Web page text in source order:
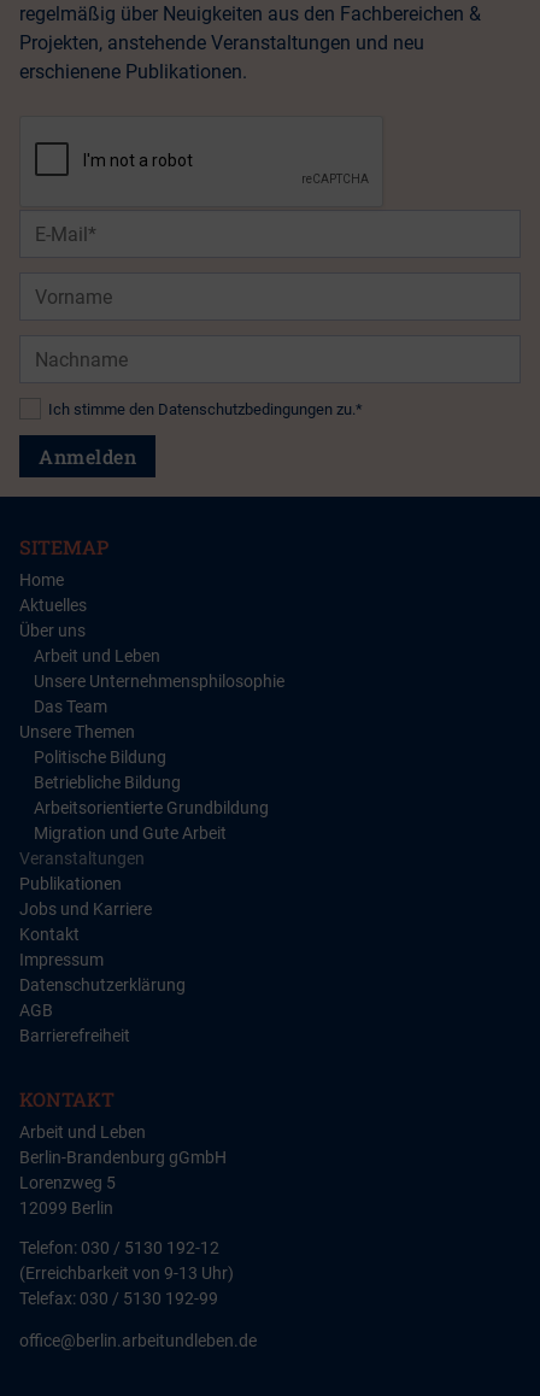
regelmäßig über Neuigkeiten aus den Fachbereichen &
Projekten, anstehende Veranstaltungen und neu
erschienene Publikationen.
E-
Vorname
Nachname
Datenschutz*
Ich stimme den Datenschutzbedingungen zu.*
Anmelden
SITEMAP
Home
Aktuelles
Über uns
Arbeit und Leben
Unsere Unternehmensphilosophie
Das Team
Unsere Themen
Politische Bildung
Betriebliche Bildung
Arbeitsorientierte Grundbildung
Migration und Gute Arbeit
Veranstaltungen
Publikationen
Jobs und Karriere
Kontakt
Impressum
Datenschutzerklärung
AGB
Barrierefreiheit
KONTAKT
Arbeit und Leben
Berlin-Brandenburg gGmbH
Lorenzweg 5
12099 Berlin
Telefon: 030 / 5130 192-12
(Erreichbarkeit von 9-13 Uhr)
Telefax: 030 / 5130 192-99
office@berlin.arbeitundleben.de